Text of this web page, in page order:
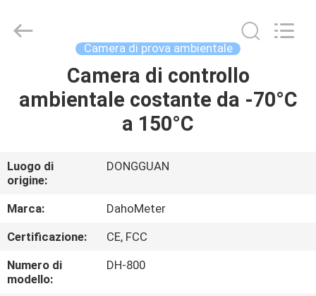
CIRCA
NOI
GIRO
DELLA
FABBRICA
Developed
Camera di prova ambientale
Camera di controllo
ambientale costante da -70°C
a 150°C
Luogo di
origine:
DONGGUAN
Marca:
DahoMeter
Certificazione:
CE, FCC
Numero di
modello:
DH-800